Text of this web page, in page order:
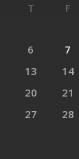
T F
6 7
13 14
20 21
27 28